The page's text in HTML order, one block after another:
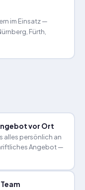
im Einsatz —
Fürth,
vor Ort
alles persönlich an
Angebot —